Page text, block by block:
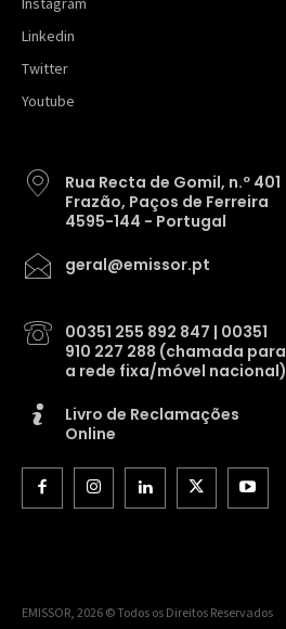
Linkedin
Twitter
Youtube
Rua Recta de Gomil, n.º 401
Frazão, Paços de Ferreira
4595-144 - Portugal
geral@emissor.pt
00351 255 892 847 | 00351
910 227 288 (chamada para
a rede fixa/móvel nacional)
Livro de Reclamações
Online
EMISSOR, 2026 © Todos os Direitos Reservados